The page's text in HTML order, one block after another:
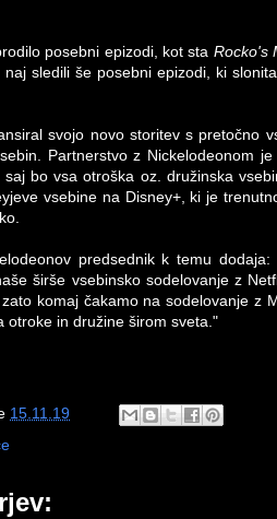
posebni epizodi, kot sta Rocko's
sledili še posebni epizodi, ki
svojo novo storitev s pretočno
Partnerstvo z Nickelodeonom
saj bo vsa otroška oz. družinska
vsebine na Disney+, ki je
predsednik k temu
širše vsebinsko sodelovanje z
komaj čakamo na sodelovanje z
otroke in družine širom sveta."
15.11.19